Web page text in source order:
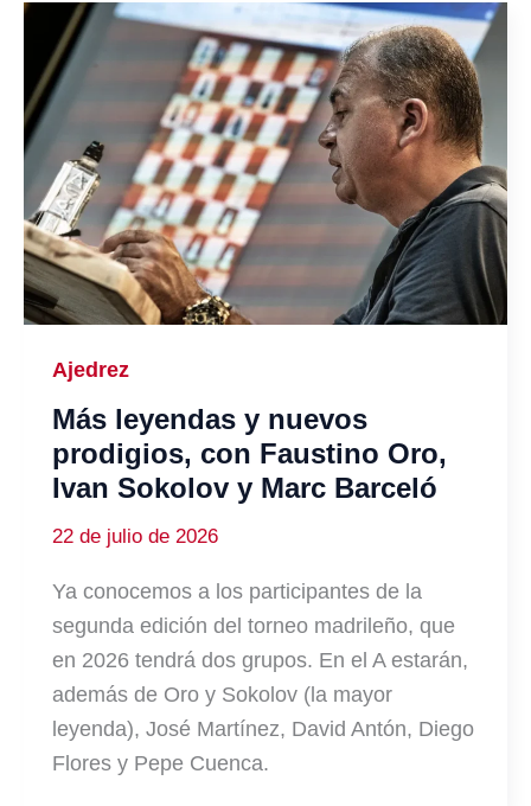
Ajedrez
Más leyendas y nuevos
prodigios, con Faustino Oro,
Ivan Sokolov y Marc Barceló
22 de julio de 2026
Ya conocemos a los participantes de la
segunda edición del torneo madrileño, que
en 2026 tendrá dos grupos. En el A estarán,
además de Oro y Sokolov (la mayor
leyenda), José Martínez, David Antón, Diego
Flores y Pepe Cuenca.